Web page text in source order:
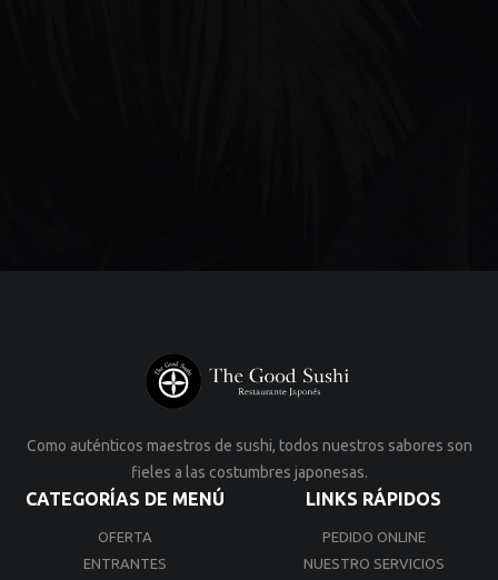
Como auténticos maestros de sushi, todos nuestros sabores son
fieles a las costumbres japonesas.
CATEGORÍAS DE MENÚ
OFERTA
ENTRANTES
LINKS RÁPIDOS
PEDIDO ONLINE
NUESTRO SERVICIOS